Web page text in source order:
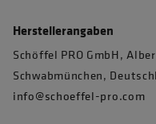
Herstellerangaben
Schöffel PRO GmbH,
Schwabmünchen,
info@schoeffel-pro.com